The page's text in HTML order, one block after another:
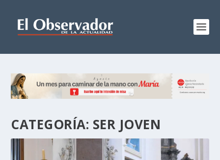
CATEGORÍA: SER JOVEN